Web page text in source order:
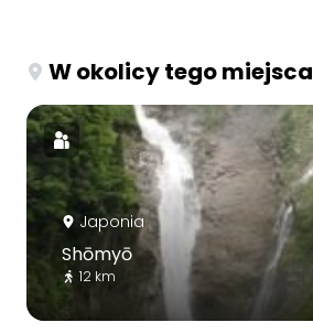
W okolicy tego miejsca
Japonia
Shōmyō
12 km